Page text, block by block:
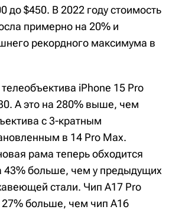
до $450. В 2022 году стоимость
примерно на 20% и
рекордного максимума в
‌iPhone 15 Pro‌
А это на 280% выше, чем
с 3-кратным
в 14 Pro Max.
рама теперь обходится
43% больше, чем у предыдущих
стали. Чип A17 Pro
27% больше, чем чип A16